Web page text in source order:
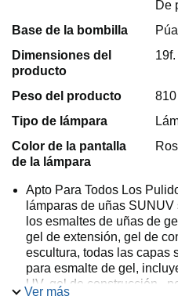
De
Base de la bombilla
Púa
Dimensiones del
producto
Peso del producto
Tipo de lámpara
Color de la pantalla
de la lámpara
Apto Para Todos Los
lámparas de uñas
los esmaltes de uñas de
gel de extensión, gel de
escultura, todas las capas
para esmalte de gel,
UV, gel de construcción ,
preciosas, etc.
Ver más